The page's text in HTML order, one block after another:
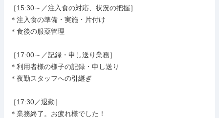
［15:30～／注入食の対応、状況の把握］
＊注入食の準備・実施・片付け
＊食後の服薬管理
［17:00～／記録・申し送り業務］
＊利用者様の様子の記録・申し送り
＊夜勤スタッフへの引継ぎ
［17:30／退勤］
＊業務終了。お疲れ様でした！